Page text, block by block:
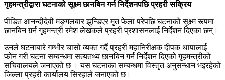
गृहमन्त्रीद्वारा घटनाको सूक्ष्म छानबिन गर्न निर्देशनपछि प्रहरी सक्रिय
पीडित आनन्दीदेवी मङ्गलबार झुन्डिएर मृत फेला परेपछि घटनाको सूक्ष्म रूपमा
छानबिन गर्र्न गृहमन्त्री रमेश लेखकले प्रहरी प्रशासनलाई निर्देशन दिएका छन्।
उनले घटनाबारे गम्भीर चासो व्यक्त गर्दै प्रहरी महानिरीक्षक दीपक थापालाई
फोन गरी घटना सम्बन्धमा सत्यतथ्य छानबिन गर्न निर्देशन दिएको गृहमन्त्रीको
सचिवालयले जनाएको छ । यस घटनाका सम्बन्धमा विस्तृत अनुसन्धान भइरहेको
जिल्ला प्रहरी कार्यालय सिरहाले जनाएको छ।